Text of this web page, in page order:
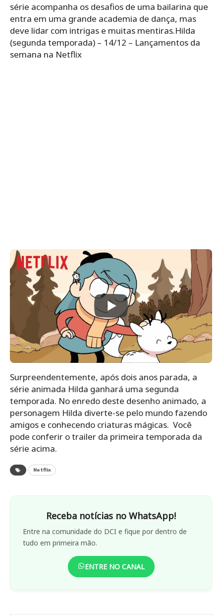
série acompanha os desafios de uma bailarina que
entra em uma grande academia de dança, mas
deve lidar com intrigas e muitas mentiras.Hilda
(segunda temporada) – 14/12 – Lançamentos da
semana na Netflix
Surpreendentemente, após dois anos parada, a
série animada Hilda ganhará uma segunda
temporada. No enredo deste desenho animado, a
personagem Hilda diverte-se pelo mundo fazendo
amigos e conhecendo criaturas mágicas. Você
pode conferir o trailer da primeira temporada da
série acima.
Netflix
Receba notícias no WhatsApp!
Entre na comunidade do DCI e fique por dentro de
tudo em primeira mão.
ENTRE NO CANAL